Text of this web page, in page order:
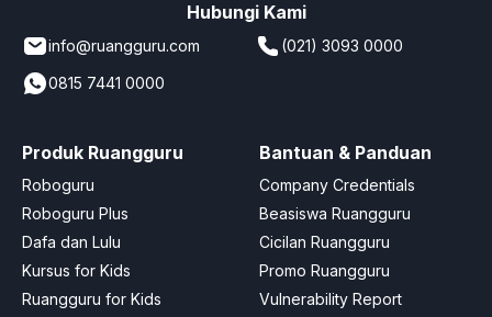
Hubungi Kami
info@ruangguru.com
(021) 3093 0000
0815 7441 0000
Produk Ruangguru
Roboguru
Roboguru Plus
Dafa dan Lulu
Kursus for Kids
Ruangguru for Kids
Bantuan & Panduan
Company Credentials
Beasiswa Ruangguru
Cicilan Ruangguru
Promo Ruangguru
Vulnerability Report